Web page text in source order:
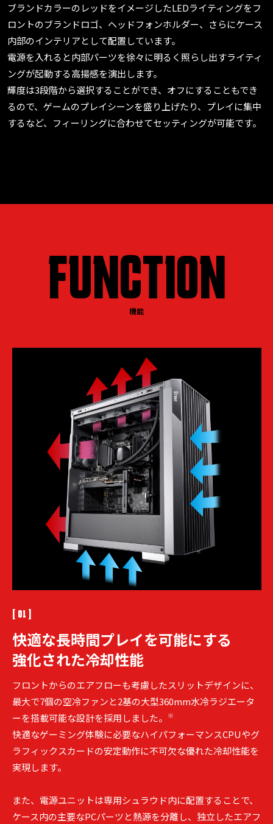
ブランドカラーのレッドをイメージしたLEDライティングをフ
ロントのブランドロゴ、ヘッドフォンホルダー、さらにケース
内部のインテリアとして配置しています。
電源を入れると内部パーツを徐々に明るく照らし出すライティ
ングが起動する高揚感を演出します。
輝度は3段階から選択することができ、オフにすることもでき
るので、ゲームのプレイシーンを盛り上げたり、プレイに集中
するなど、フィーリングに合わせてセッティングが可能です。
FUNCTION
機能
[ 01 ]
快適な長時間プレイを可能にする
強化された冷却性能
フロントからのエアフローも考慮したスリットデザインに、
最大で7個の空冷ファンと2基の大型360mm水冷ラジエータ
ーを搭載可能な設計を採用しました。
※
快適なゲーミング体験に必要なハイパフォーマンスCPUやグ
ラフィックスカードの安定動作に不可欠な優れた冷却性能を
実現します。
また、電源ユニットは専用シュラウド内に配置することで、
ケース内の主要なPCパーツと熱源を分離し、独立したエアフ